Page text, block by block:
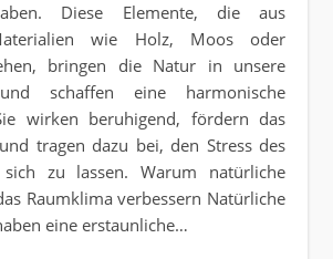
Diese Elemente, die aus
wie Holz, Moos oder
bringen die Natur in unsere
schaffen eine harmonische
wirken beruhigend, fördern das
tragen dazu bei, den Stress des
zu lassen. Warum natürliche
Raumklima verbessern Natürliche
eine erstaunliche…